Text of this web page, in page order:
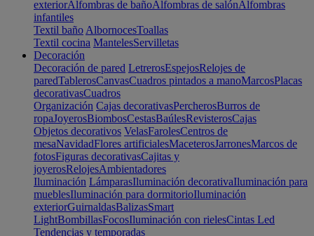
exteriorAlfombras de bañoAlfombras de salónAlfombras
infantiles
Textil baño AlbornocesToallas
Textil cocina MantelesServilletas
Decoración
Decoración de pared LetrerosEspejosRelojes de
paredTablerosCanvasCuadros pintados a manoMarcosPlacas
decorativasCuadros
Organización Cajas decorativasPercherosBurros de
ropaJoyerosBiombosCestasBaúlesRevisterosCajas
Objetos decorativos VelasFarolesCentros de
mesaNavidadFlores artificialesMaceterosJarronesMarcos de
fotosFiguras decorativasCajitas y
joyerosRelojesAmbientadores
Iluminación LámparasIluminación decorativaIluminación para
mueblesIluminación para dormitorioIluminación
exteriorGuirnaldasBalizasSmart
LightBombillasFocosIluminación con rielesCintas Led
Tendencias y temporadas